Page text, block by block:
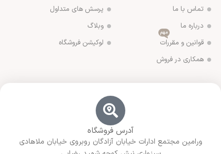
تماس با ما
درباره ما
قوانین و مقررات
مهم
همکاری در فروش
پرسش های متداول
وبلاگ
لوکیشن فروشگاه
آدرس فروشگاه
ورامین مجتمع ادارات خیابان آزادگان روبروی خیابان ملاهادی